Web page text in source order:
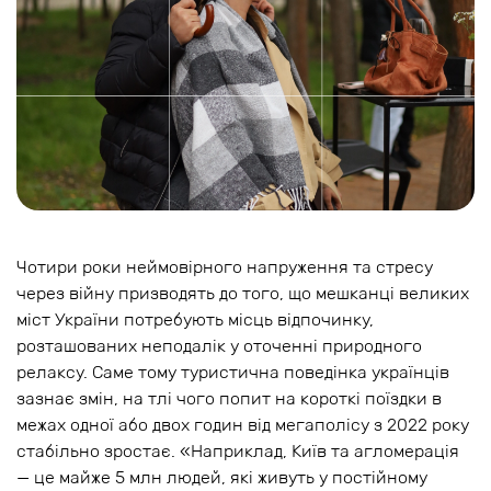
Чотири роки неймовірного напруження та стресу
через війну призводять до того, що мешканці великих
міст України потребують місць відпочинку,
розташованих неподалік у оточенні природного
релаксу. Саме тому туристична поведінка українців
зазнає змін, на тлі чого попит на короткі поїздки в
межах одної або двох годин від мегаполісу з 2022 року
стабільно зростає. «Наприклад, Київ та агломерація
— це майже 5 млн людей, які живуть у постійному